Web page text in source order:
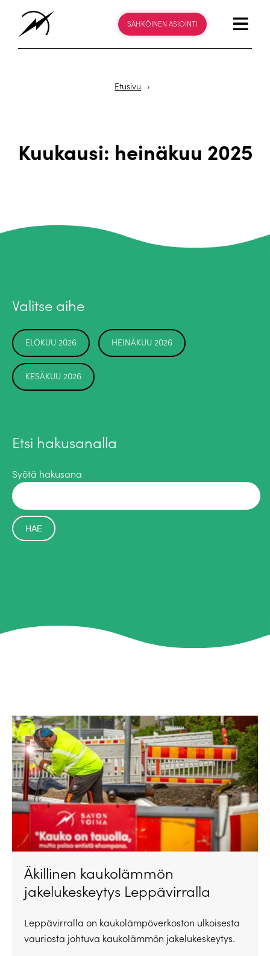
SÄHKÖINEN ASIOINTI
Etusivu ›
Kuukausi: heinäkuu 2025
Valitse aihe
ELOKUU 2026 HEINÄKUU 2026
KESÄKUU 2026
Etsi hakusanalla
Syötä hakusana
Äkillinen kaukolämmön
jakelukeskeytys Leppävirralla
Leppävirralla on kaukolämpöverkoston ulkoisesta
vauriosta johtuva kaukolämmön jakelukeskeytys.